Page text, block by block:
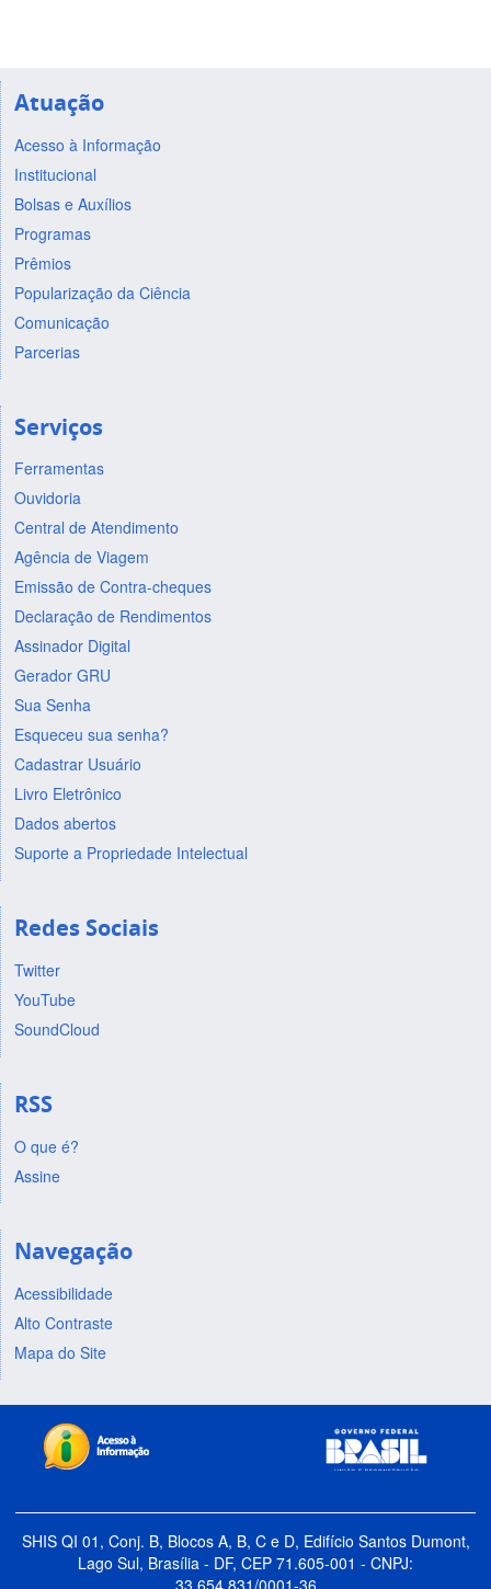
Atuação
Acesso à Informação
Institucional
Bolsas e Auxílios
Programas
Prêmios
Popularização da Ciência
Comunicação
Parcerias
Serviços
Ferramentas
Ouvidoria
Central de Atendimento
Agência de Viagem
Emissão de Contra-cheques
Declaração de Rendimentos
Assinador Digital
Gerador GRU
Sua Senha
Esqueceu sua senha?
Cadastrar Usuário
Livro Eletrônico
Dados abertos
Suporte a Propriedade Intelectual
Redes Sociais
Twitter
YouTube
SoundCloud
RSS
O que é?
Assine
Navegação
Acessibilidade
Alto Contraste
Mapa do Site
SHIS QI 01, Conj. B, Blocos A, B, C e D, Edifício Santos Dumont,
Lago Sul, Brasília - DF, CEP 71.605-001 - CNPJ: